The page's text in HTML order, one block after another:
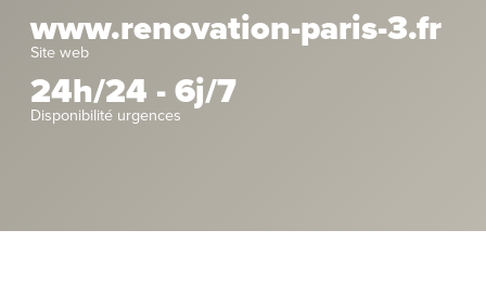
www.renovation-paris-3.fr
Site web
24h/24 - 6j/7
Disponibilité urgences